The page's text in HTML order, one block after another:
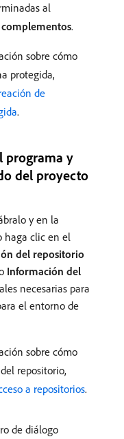
al
.
sobre cómo
protegida,
de
.
programa y
del proyecto
y en la
haga clic en el
del repositorio
Información del
necesarias para
el entorno de
sobre cómo
repositorio,
a repositorios.
de diálogo